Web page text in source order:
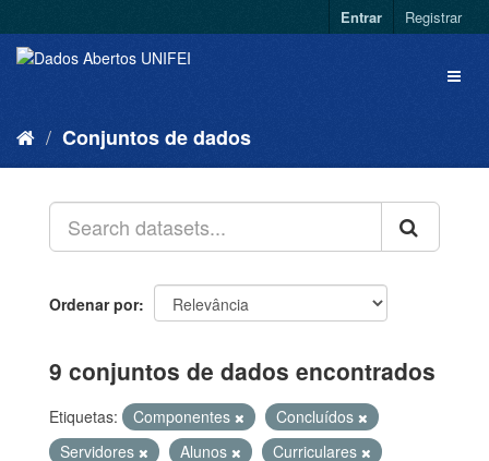
Entrar Registrar
Conjuntos de dados
Ordenar por
9 conjuntos de dados encontrados
Etiquetas: Componentes
Concluídos
Servidores
Alunos
Curriculares